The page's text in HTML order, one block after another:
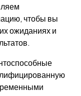
чтобы вы
ожиданиях и